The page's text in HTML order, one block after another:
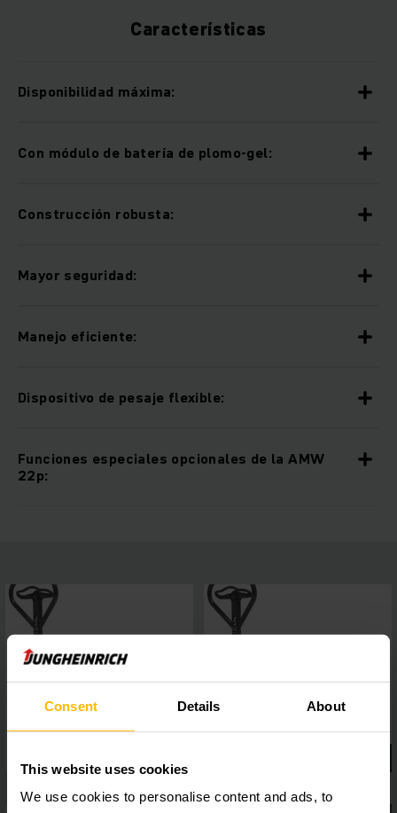
Consent Details About
This website uses cookies
We use cookies to personalise content and ads, to
Características
Disponibilidad máxima:
Con módulo de batería de plomo-gel:
Construcción robusta:
Mayor seguridad:
Manejo eficiente:
Dispositivo de pesaje flexible:
Funciones especiales opcionales de la AMW
22p: